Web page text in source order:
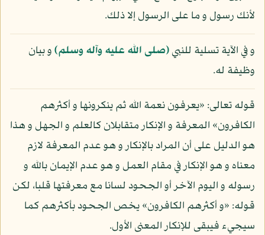
لأنك رسول و ما على الرسول إلا ذلك.
و في الآية تسلية للنبي(صلى الله عليه وآله وسلم)و بيان
وظيفة له.
قوله تعالى: «يعرفون نعمة الله ثم ينكرونها و أكثرهم
الكافرون» المعرفة و الإنكار متقابلان كالعلم و الجهل و هذا
هو الدليل على أن المراد بالإنكار و هو عدم المعرفة لازم
معناه و هو الإنكار في مقام العمل و هو عدم الإيمان بالله و
رسوله و اليوم الآخر أو الجحود لسانا مع معرفتها قلبا، لكن
قوله: «و أكثرهم الكافرون» يخص الجحود بأكثرهم كما
سيجيء فيبقى للإنكار المعنى الأول.